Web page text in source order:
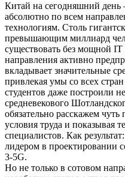
Китай на сегодняшний
абсолютно по всем
технологиям. Столь
превышающим миллиард
существовать без мощной
направления активно
вкладывает значительные
привлекая умы со всех
студентов даже построили
средневекового
обязательно расскажем
условия труда и показывая
специалистов. Как
лидером в проектировании
3-5G.
Но не только в сотовом